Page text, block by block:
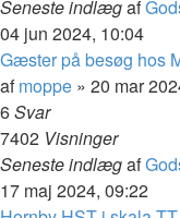
Seneste indlægaf
04 jun 2024, 10:04
Gæster på besøg hos
afmoppe » 20 mar
6Svar
7402 Visninger
Seneste indlægaf
17 maj 2024, 09:22